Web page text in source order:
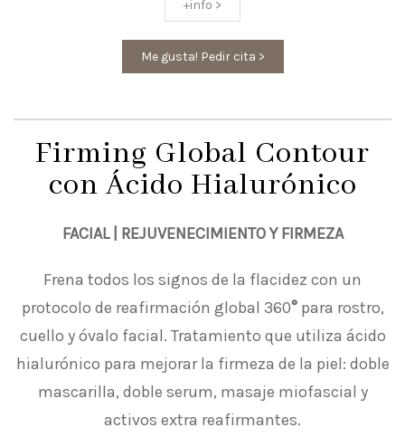
+info >
Me gusta! Pedir cita >
Firming Global Contour
con Ácido Hialurónico
FACIAL | REJUVENECIMIENTO Y FIRMEZA
Frena todos los signos de la flacidez con un
protocolo de reafirmación global 360°para rostro,
cuello y óvalo facial. Tratamiento que utiliza ácido
hialurónico para mejorar la firmeza de la piel: doble
mascarilla, doble serum, masaje miofascial y
activos extra reafirmantes.